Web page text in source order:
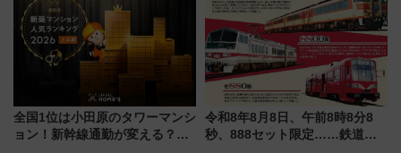
全国1位は小田原のタワーマンシ
ョン！新幹線通勤が変える？
令和8年8月8日、午前8時8分8
秒、888セット限定……鉄道各